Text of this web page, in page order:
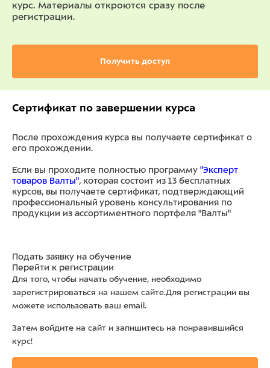
курс. Материалы откроются сразу после
регистрации.
Получить доступ
Сертификат по завершении курса
После прохождения курса вы получаете сертификат о
его прохождении.
Если вы проходите полностью программу "Эксперт
товаров Валты", которая состоит из 13 бесплатных
курсов, вы получаете сертификат, подтверждающий
профессиональный уровень консультирования по
продукции из ассортиментного портфеля "Валты"
Подать заявку на обучение
Перейти к регистрации
Для того, чтобы начать обучение, необходимо
зарегистрироваться на нашем сайте.Для регистрации вы
можете использовать ваш email.
Затем войдите на сайт и запишитесь на понравившийся
курс!